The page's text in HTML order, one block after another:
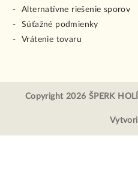
Alternatívne riešenie sporov
Súťažné podmienky
Vrátenie tovaru
Copyright 2026 ŠPERK